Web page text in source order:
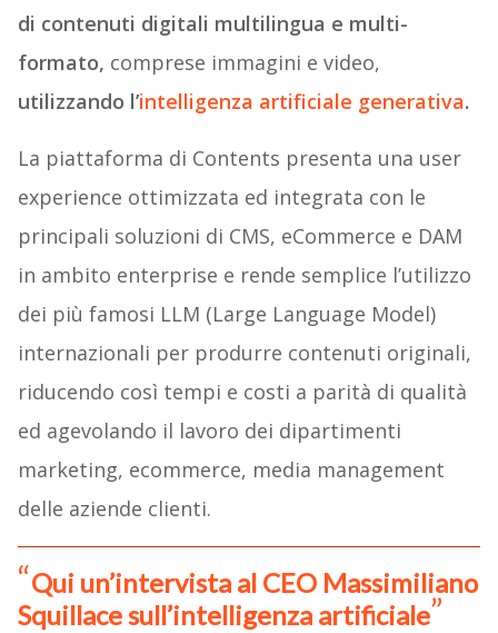
di contenuti digitali multilingua e multi-
formato, comprese immagini e video,
utilizzando l’intelligenza artificiale generativa.
La piattaforma di Contents presenta una user
experience ottimizzata ed integrata con le
principali soluzioni di CMS, eCommerce e DAM
in ambito enterprise e rende semplice l’utilizzo
dei più famosi LLM (Large Language Model)
internazionali per produrre contenuti originali,
riducendo così tempi e costi a parità di qualità
ed agevolando il lavoro dei dipartimenti
marketing, ecommerce, media management
delle aziende clienti.
Qui un’intervista al CEO Massimiliano
Squillace sull’intelligenza artificiale